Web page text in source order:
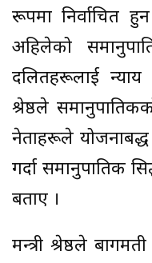
रूपमा निर्वाचित
अहिलेको
दलितहरूलाई न्याय
श्रेष्ठले
नेताहरूले
गर्दा समानुपातिक
बताए ।
मन्त्री श्रेष्ठले